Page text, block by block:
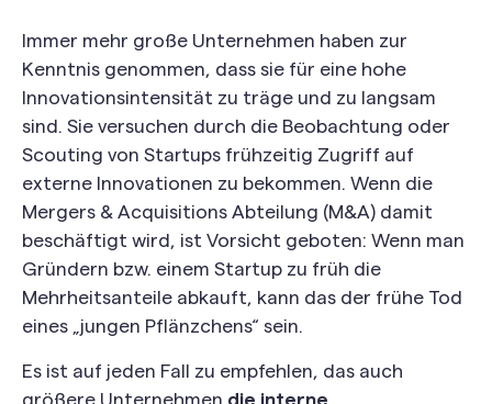
Immer mehr große Unternehmen haben zur
Kenntnis genommen, dass sie für eine hohe
Innovationsintensität zu träge und zu langsam
sind. Sie versuchen durch die Beobachtung oder
Scouting von Startups frühzeitig Zugriff auf
externe Innovationen zu bekommen. Wenn die
Mergers & Acquisitions Abteilung (M&A) damit
beschäftigt wird, ist Vorsicht geboten: Wenn man
Gründern bzw. einem Startup zu früh die
Mehrheitsanteile abkauft, kann das der frühe Tod
eines „jungen Pflänzchens“ sein.
Es ist auf jeden Fall zu empfehlen, das auch
größere Unternehmen die interne